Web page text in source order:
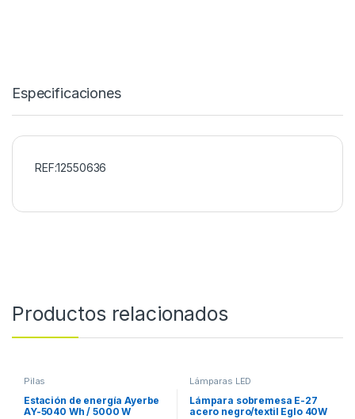
Especificaciones
REF:12550636
Productos relacionados
Pilas
Estación de energía Ayerbe
AY-5040 Wh / 5000 W
Lámparas LED
Lámpara sobremesa E-27
acero negro/textil Eglo 40W